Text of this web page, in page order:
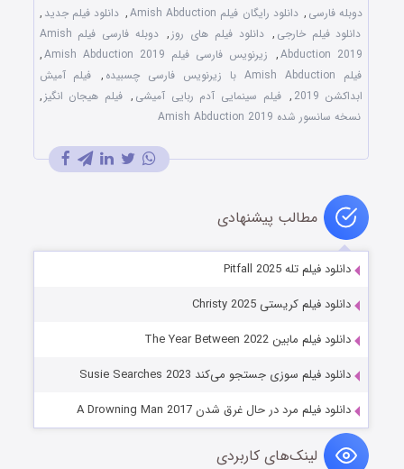
دوبله فارسی , دانلود رایگان فیلم Amish Abduction , دانلود فیلم جدید ,
دانلود فیلم خارجی , دانلود فیلم های روز ,
دوبله فارسی فیلم Amish
Abduction 2019
, زیرنویس فارسی فیلم Amish Abduction 2019
,
فیلم Amish Abduction با زیرنویس فارسی چسبیده
, فیلم آمیش
ابداکشن 2019
, فیلم سینمایی آدم ربایی آمیشی , فیلم هیجان انگیز ,
نسخه سانسور شده Amish Abduction 2019
مطالب پیشنهادی
دانلود فیلم تله Pitfall 2025
دانلود فیلم کریستی Christy 2025
دانلود فیلم مابین The Year Between 2022
دانلود فیلم سوزی جستجو می‌کند Susie Searches 2023
دانلود فیلم مرد در حال غرق شدن A Drowning Man 2017
لینک‌های کاربردی